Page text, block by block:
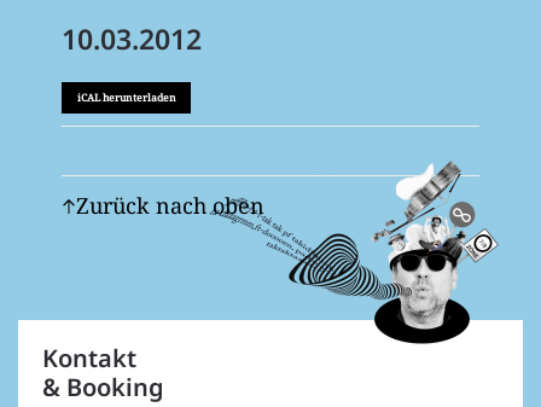
10.03.2012
iCAL herunterladen
Zurück nach oben
Kontakt
& Booking